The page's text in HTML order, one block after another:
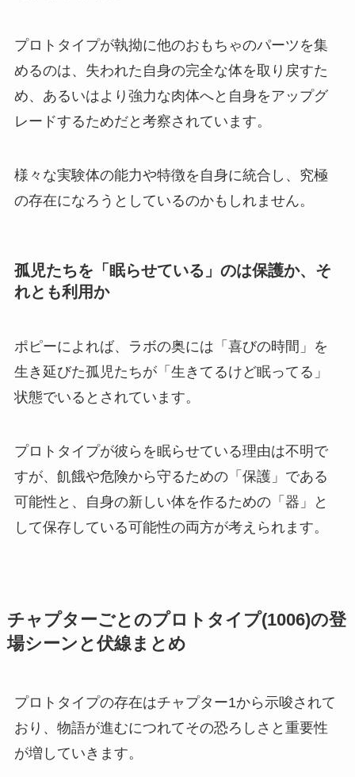
プロトタイプが執拗に他のおもちゃのパーツを集
めるのは、失われた自身の完全な体を取り戻すた
め、あるいはより強力な肉体へと自身をアップグ
レードするためだと考察されています。
様々な実験体の能力や特徴を自身に統合し、究極
の存在になろうとしているのかもしれません。
孤児たちを「眠らせている」のは保護か、そ
れとも利用か
ポピーによれば、ラボの奥には「喜びの時間」を
生き延びた孤児たちが「生きてるけど眠ってる」
状態でいるとされています。
プロトタイプが彼らを眠らせている理由は不明で
すが、飢餓や危険から守るための「保護」である
可能性と、自身の新しい体を作るための「器」と
して保存している可能性の両方が考えられます。
チャプターごとのプロトタイプ(1006)の登
場シーンと伏線まとめ
プロトタイプの存在はチャプター1から示唆されて
おり、物語が進むにつれてその恐ろしさと重要性
が増していきます。